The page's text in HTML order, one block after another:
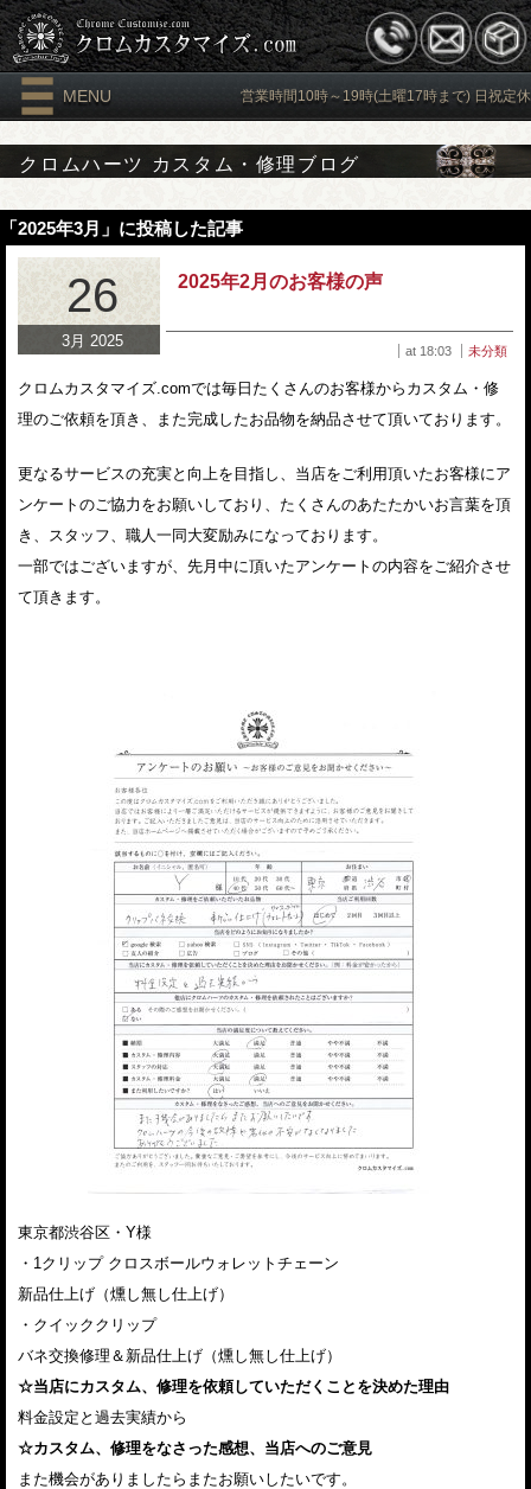
MENU 営業時間10時～19時(土曜17時まで) 日祝定休
クロムハーツ カスタム・修理ブログ
「2025年3月」に投稿した記事
26
3月 2025
2025年2月のお客様の声
at 18:03 未分類
クロムカスタマイズ.comでは毎日たくさんのお客様からカスタム・修
理のご依頼を頂き、また完成したお品物を納品させて頂いております。
更なるサービスの充実と向上を目指し、当店をご利用頂いたお客様にア
ンケートのご協力をお願いしており、たくさんのあたたかいお言葉を頂
き、スタッフ、職人一同大変励みになっております。
一部ではございますが、先月中に頂いたアンケートの内容をご紹介させ
て頂きます。
東京都渋谷区・Y様
・1クリップ クロスボールウォレットチェーン
新品仕上げ（燻し無し仕上げ）
・クイッククリップ
バネ交換修理＆新品仕上げ（燻し無し仕上げ）
☆当店にカスタム、修理を依頼していただくことを決めた理由
料金設定と過去実績から
☆カスタム、修理をなさった感想、当店へのご意見
また機会がありましたらまたお願いしたいです。